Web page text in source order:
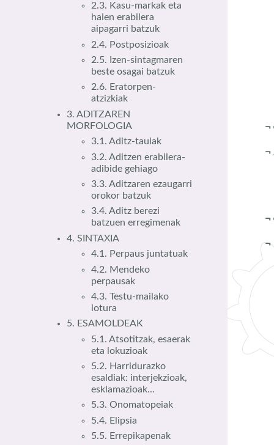
2.3. Kasu-markak eta
haien erabilera
aipagarri batzuk
2.4. Postposizioak
2.5. Izen-sintagmaren
beste osagai batzuk
2.6. Eratorpen-
atzizkiak
3. ADITZAREN
MORFOLOGIA
3.1. Aditz-taulak
3.2. Aditzen erabilera-
adibide gehiago
3.3. Aditzaren ezaugarri
orokor batzuk
3.4. Aditz berezi
batzuen erregimenak
4. SINTAXIA
4.1. Perpaus juntatuak
4.2. Mendeko
perpausak
4.3. Testu-mailako
lotura
5. ESAMOLDEAK
5.1. Atsotitzak, esaerak
eta lokuzioak
5.2. Harridurazko
esaldiak: interjekzioak,
esklamazioak...
5.3. Onomatopeiak
5.4. Elipsia
5.5. Errepikapenak
¬
¬
¬